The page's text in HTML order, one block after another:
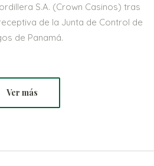
S.A. (Crown Casinos) tras
de la Junta de Control de
de Panamá.
Ver más